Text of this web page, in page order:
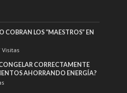
COBRAN LOS “MAESTROS” EN
Visitas
CORRECTAMENTE
AHORRANDO ENERGÍA?